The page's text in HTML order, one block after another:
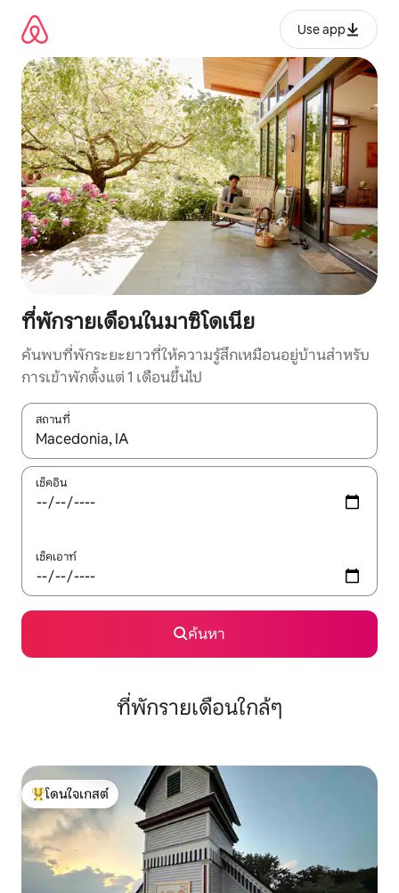
เนื้อหา
Use app
ที่พักรายเดือนในมาซิโดเนีย
ค้นพบที่พักระยะยาวที่ให้ความรู้สึกเหมือนอยู่บ้านสำหรับ
การเข้าพักตั้งแต่ 1 เดือนขึ้นไป
สถานที่
ใช้ลูกศรขึ้นลง หรือใช้การสัมผัสหรือปัด เพื่อสำรวจผลการค้นหา
เช็คอิน
เช็คเอาท์
ค้นหา
ที่พักรายเดือนใกล้ๆ
โดนใจเกสต์ที่สุด
โดนใจเกสต์